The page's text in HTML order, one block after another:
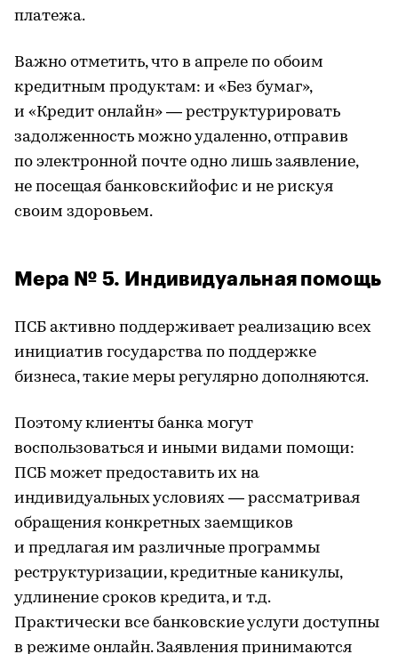
платежа.
Важно отметить, что в апреле по обоим
кредитным продуктам: и «Без бумаг»,
и «Кредит онлайн» — реструктурировать
задолженность можно удаленно, отправив
по электронной почте одно лишь заявление,
не посещая банковскийофис и не рискуя
своим здоровьем.
Мера № 5. Индивидуальная помощь
ПСБ активно поддерживает реализацию всех
инициатив государства по поддержке
бизнеса, такие меры регулярно дополняются.
Поэтому клиенты банка могут
воспользоваться и иными видами помощи:
ПСБ может предоставить их на
индивидуальных условиях — рассматривая
обращения конкретных заемщиков
и предлагая им различные программы
реструктуризации, кредитные каникулы,
удлинение сроков кредита, и т.д.
Практически все банковские услуги доступны
в режиме онлайн. Заявления принимаются